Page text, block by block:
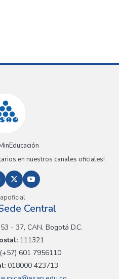
en nuestros canales oficiales!
Central
- 37, CAN, Bogotá D.C.
111321
601 7956110
018000 423713